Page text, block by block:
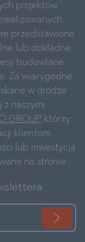
projektów
przedstawione
lub dokładne
budowlane
Za wiarygodne
w drodze
naszymi
GROUP którzy
klientom
lub inwestycją
na stronie.